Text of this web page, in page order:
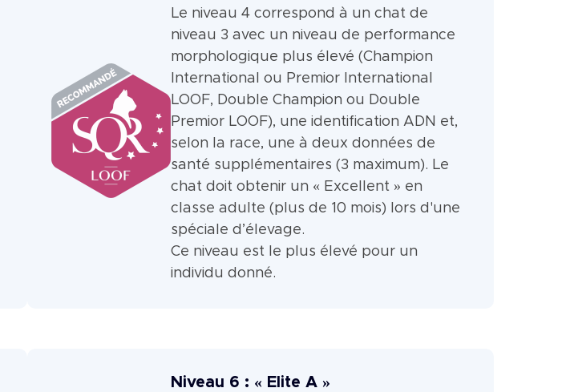
Le niveau 4 correspond à un chat de
niveau 3 avec un niveau de performance
morphologique plus élevé (Champion
International ou Premior International
LOOF, Double Champion ou Double
Premior LOOF), une identification ADN et,
selon la race, une à deux données de
santé supplémentaires (3 maximum). Le
chat doit obtenir un « Excellent » en
classe adulte (plus de 10 mois) lors d'une
spéciale d’élevage.
Ce niveau est le plus élevé pour un
individu donné.
Niveau 6 : « Elite A »